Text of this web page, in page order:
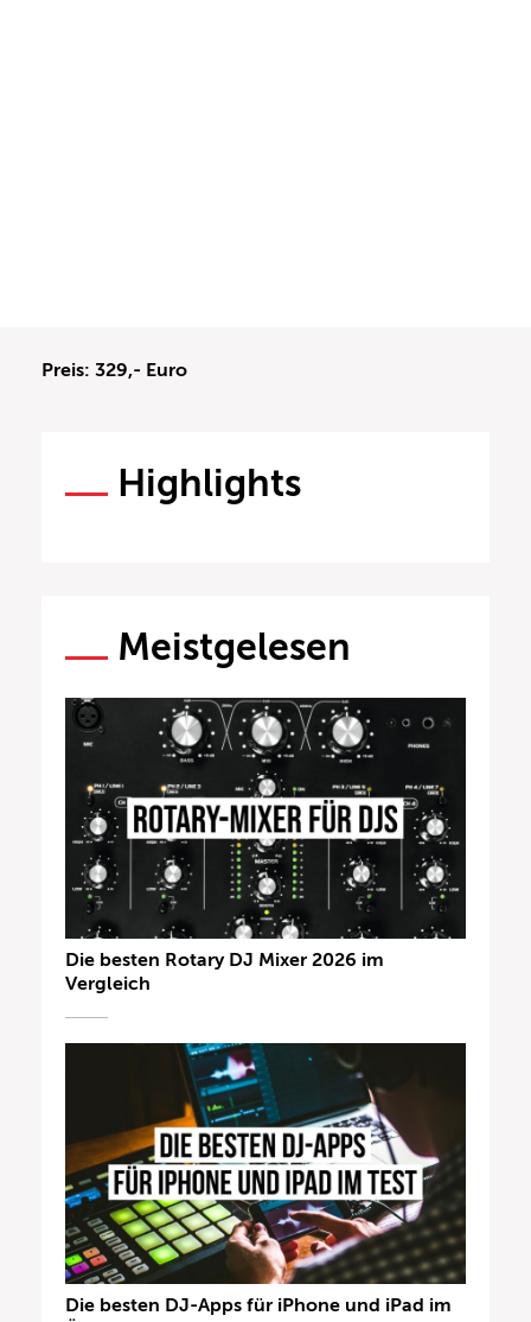
Preis: 329,- Euro
Highlights
Meistgelesen
Die besten Rotary DJ Mixer 2026 im
Vergleich
Die besten DJ-Apps für iPhone und iPad im